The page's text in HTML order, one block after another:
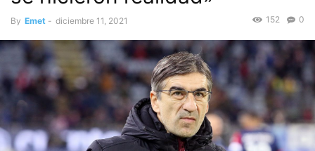
By Emet - diciembre 11, 2021 0
152